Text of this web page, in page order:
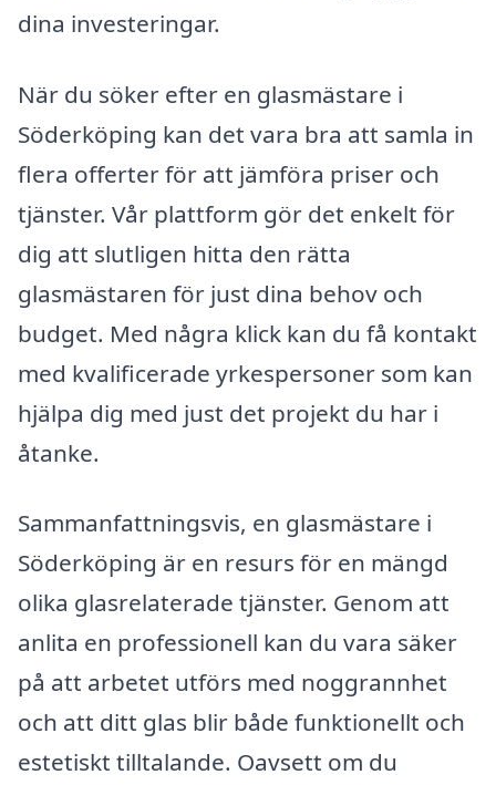
dina investeringar.
När du söker efter en glasmästare i
Söderköping kan det vara bra att samla in
flera offerter för att jämföra priser och
tjänster. Vår plattform gör det enkelt för
dig att slutligen hitta den rätta
glasmästaren för just dina behov och
budget. Med några klick kan du få kontakt
med kvalificerade yrkespersoner som kan
hjälpa dig med just det projekt du har i
åtanke.
Sammanfattningsvis, en glasmästare i
Söderköping är en resurs för en mängd
olika glasrelaterade tjänster. Genom att
anlita en professionell kan du vara säker
på att arbetet utförs med noggrannhet
och att ditt glas blir både funktionellt och
estetiskt tilltalande. Oavsett om du